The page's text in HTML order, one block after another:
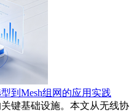
到Mesh组网的应用实践
键基础设施。本文从无线协